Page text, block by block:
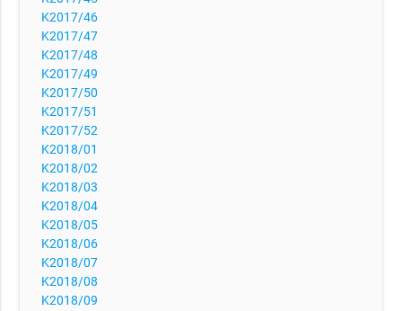
K2017/46
K2017/47
K2017/48
K2017/49
K2017/50
K2017/51
K2017/52
K2018/01
K2018/02
K2018/03
K2018/04
K2018/05
K2018/06
K2018/07
K2018/08
K2018/09